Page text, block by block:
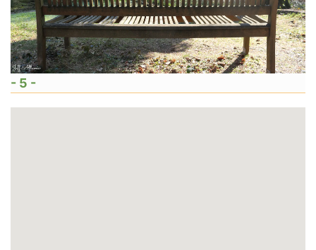
- 5 -